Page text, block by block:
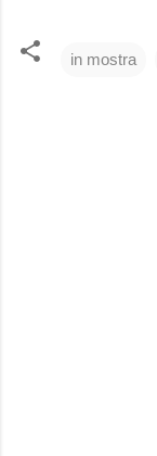
in mostra